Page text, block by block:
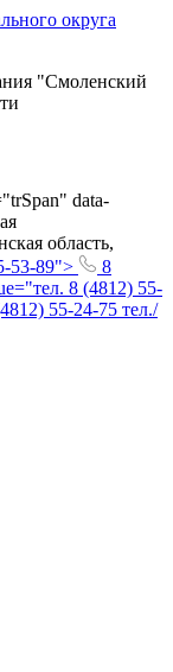
"Смоленский
data-
область,
53-89">
8
8 (4812) 55-
55-24-75 тел./